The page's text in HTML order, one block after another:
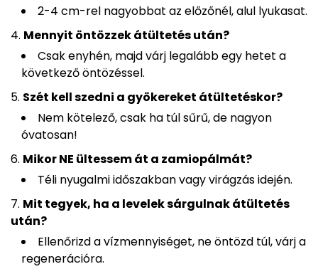
2-4 cm-rel nagyobbat az előzőnél, alul lyukasat.
Mennyit öntözzek átültetés után?
Csak enyhén, majd várj legalább egy hetet a
következő öntözéssel.
Szét kell szedni a gyökereket átültetéskor?
Nem kötelező, csak ha túl sűrű, de nagyon
óvatosan!
Mikor NE ültessem át a zamiopálmát?
Téli nyugalmi időszakban vagy virágzás idején.
Mit tegyek, ha a levelek sárgulnak átültetés
után?
Ellenőrizd a vízmennyiséget, ne öntözd túl, várj a
regenerációra.